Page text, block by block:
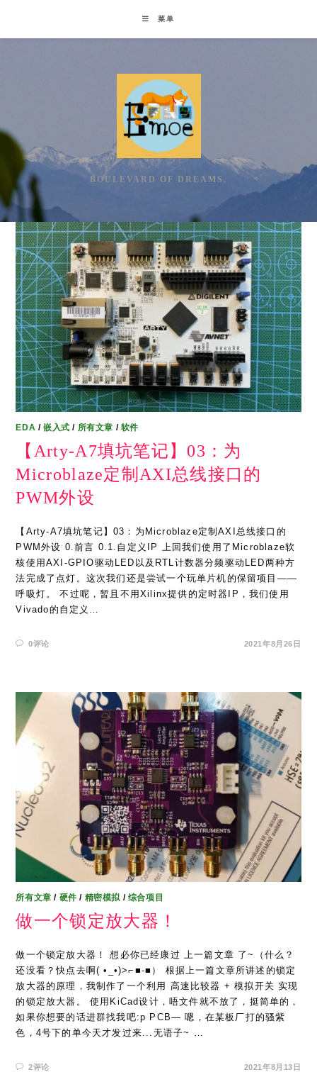
content
菜单
BOULEVARD OF DREAMS.
EDA /嵌入式 / 所有文章 / 软件
【Arty-A7填坑笔记】03：为
Microblaze定制AXI总线接口的
PWM外设
【Arty-A7填坑笔记】03：为Microblaze定制AXI总线接口的
PWM外设 0.前言 0.1.自定义IP 上回我们使用了Microblaze软
核使用AXI-GPIO驱动LED以及RTL计数器分频驱动LED两种方
法完成了点灯。这次我们还是尝试一个玩单片机的保留项目——
呼吸灯。 不过呢，暂且不用Xilinx提供的定时器IP，我们使用
Vivado的自定义…
0评论 2021年8月26日
所有文章 / 硬件 / 精密模拟 / 综合项目
做一个锁定放大器！
做一个锁定放大器！ 想必你已经康过 上一篇文章 了~（什么？
还没看？快点去啊( •_•)>⌐■-■） 根据上一篇文章所讲述的锁定
放大器的原理，我制作了一个利用 高速比较器 + 模拟开关 实现
的锁定放大器。 使用KiCad设计，唔文件就不放了，挺简单的，
如果你想要的话进群找我吧:p PCB— 嗯，在某板厂打的骚紫
色，4号下的单今天才发过来...无语子~ …
2评论 2021年8月13日